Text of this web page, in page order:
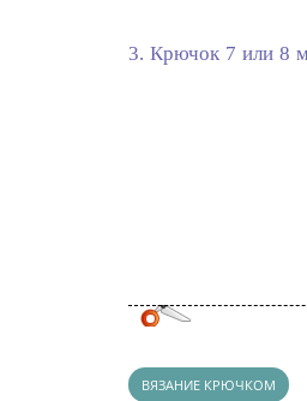
3. Крючок 7 или 8
ВЯЗАНИЕ КРЮЧКОМ